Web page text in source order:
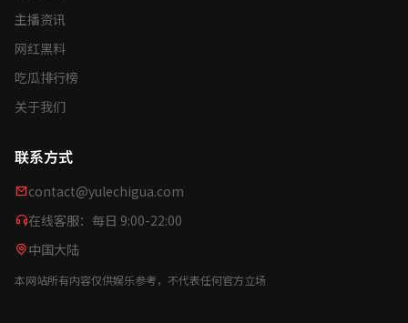
主播资讯
网红黑料
吃瓜排行榜
关于我们
联系方式
contact@yulechigua.com
在线客服：每日 9:00-22:00
中国大陆
本网站所有内容仅供娱乐参考，不代表任何官方立场